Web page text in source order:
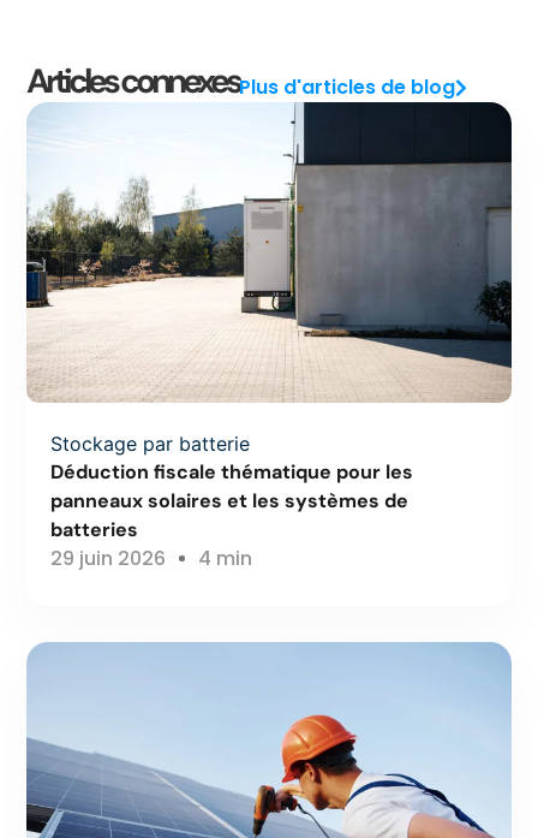
Articles connexesPlus d'articles de blog
Stockage par batterie
Déduction fiscale thématique pour les
panneaux solaires et les systèmes de
batteries
29 juin 2026 4 min